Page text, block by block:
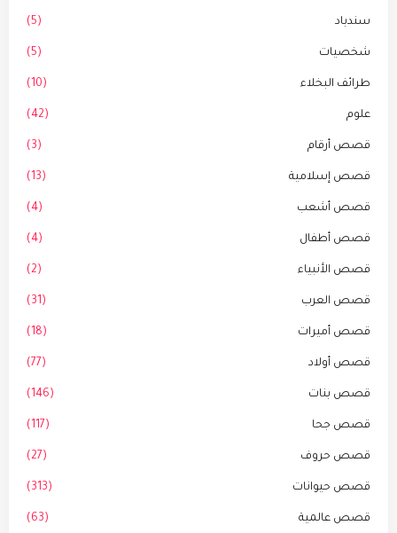
سندباد (5)
شخصيات (5)
طرائف البخلاء (10)
علوم (42)
قصص أرقام (3)
قصص إسلامية (13)
قصص أشعب (4)
قصص أطفال (4)
قصص الأنبياء (2)
قصص العرب (31)
قصص أميرات (18)
قصص أولاد (77)
قصص بنات (146)
قصص جحا (117)
قصص حروف (27)
قصص حيوانات (313)
قصص عالمية (63)